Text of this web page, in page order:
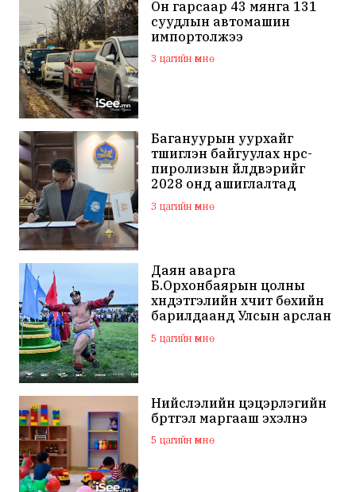
Он гарсаар 43 мянга 131
суудлын автомашин
импортолжээ
3 цагийн өмнө
Багануурын уурхайг
түшиглэн байгуулах нүүрс-
пиролизын үйлдвэрийг
2028 онд ашиглалтад
оруулна
3 цагийн өмнө
Даян аварга
Б.Орхонбаярын цолны
хүндэтгэлийн хүчит бөхийн
барилдаанд Улсын арслан
Ц.Бямба-Отгон түрүүллээ
5 цагийн өмнө
Нийслэлийн цэцэрлэгийн
бүртгэл маргааш эхэлнэ
5 цагийн өмнө